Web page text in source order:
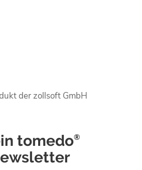
der zollsoft GmbH
tomedo®